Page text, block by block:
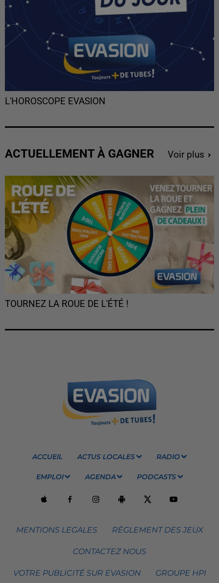
L'HOROSCOPE EVASION
ACTUELLEMENT À GAGNER Voir plus
TOURNEZ LA ROUE DE L'ÉTÉ !
ACCUEIL ACTUS LOCALES RADIO
EMPLOI AGENDA PODCASTS
MENTIONS LEGALES RÈGLEMENT DES JEUX
CONTACTEZ NOUS
VOTRE PUBLICITÉ SUR EVASION GROUPE HPI